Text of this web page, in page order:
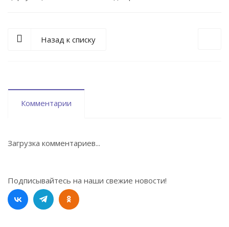
Назад к списку
Комментарии
Загрузка комментариев...
Подписывайтесь на наши свежие новости!